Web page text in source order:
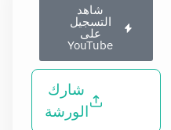
شاهد
التسجيل
على
YouTube
شارك
الورشة